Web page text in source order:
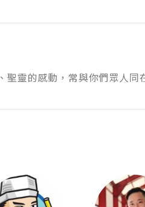
聖靈的感動，常與你們眾人同